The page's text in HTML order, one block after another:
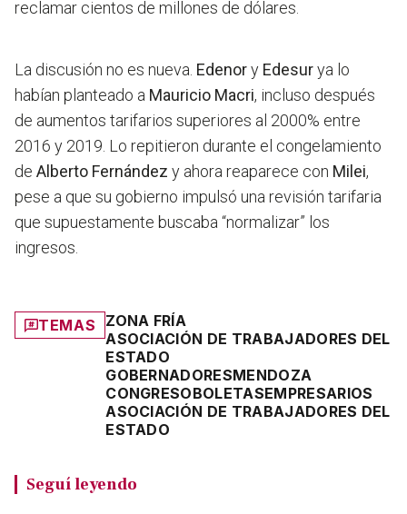
reclamar cientos de millones de dólares.
La discusión no es nueva. Edenory Edesurya lo
habían planteado a Mauricio Macri, incluso después
de aumentos tarifarios superiores al 2000% entre
2016 y 2019. Lo repitieron durante el congelamiento
de Alberto Fernández y ahora reaparece con Milei,
pese a que su gobierno impulsó una revisión tarifaria
que supuestamente buscaba “normalizar” los
ingresos.
TEMAS
ZONA FRÍA
ASOCIACIÓN DE TRABAJADORES DEL
ESTADO
GOBERNADORESMENDOZA
CONGRESOBOLETASEMPRESARIOS
ASOCIACIÓN DE TRABAJADORES DEL
ESTADO
Seguí leyendo